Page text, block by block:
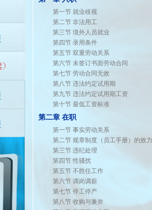
第一节 就业歧视
第二节 非法用工
第三节 境外人员就业
第四节 录用条件
第五节 双重劳动关系
第六节 未签订书面劳动合同
第七节 劳动合同无效
第八节 违法约定试用期
第九节 违法约定试用期工资
第十节 最低工资标准
第二章 在职
第一节 事实劳动关系
第二节 规章制度（员工手册）的效力
第三节 违纪处理
第四节 性骚扰
第五节 不胜任工作
第六节 调岗调薪
第七节 停工停产
第八节 收购与兼并